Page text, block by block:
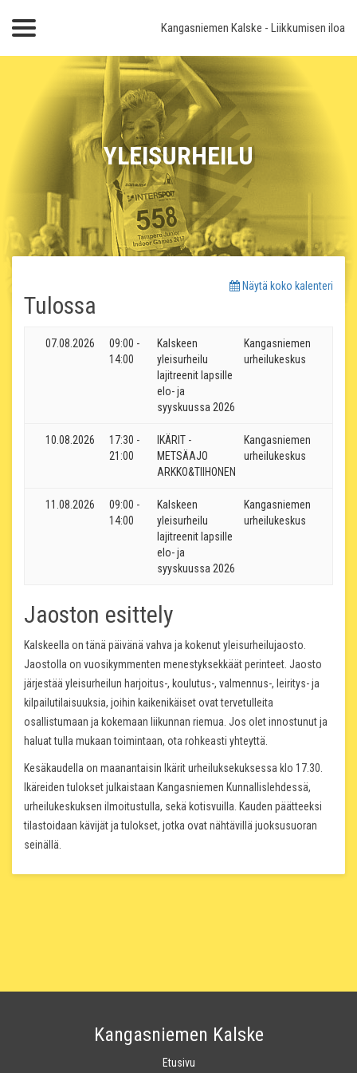
Kangasniemen Kalske - Liikkumisen iloa
YLEISURHEILU
Tulossa
Näytä koko kalenteri
07.08.2026
09:00 -
14:00
Kalskeen
yleisurheilu
lajitreenit lapsille
elo- ja
syyskuussa 2026
Kangasniemen
urheilukeskus
10.08.2026
17:30 -
21:00
IKÄRIT -
METSÄAJO
ARKKO&TIIHONEN
Kangasniemen
urheilukeskus
11.08.2026
09:00 -
14:00
Kalskeen
yleisurheilu
lajitreenit lapsille
elo- ja
syyskuussa 2026
Kangasniemen
urheilukeskus
Jaoston esittely
Kalskeella on tänä päivänä vahva ja kokenut yleisurheilujaosto.
Jaostolla on vuosikymmenten menestyksekkäät perinteet. Jaosto
järjestää yleisurheilun harjoitus-, koulutus-, valmennus-, leiritys- ja
kilpailutilaisuuksia, joihin kaikenikäiset ovat tervetulleita
osallistumaan ja kokemaan liikunnan riemua. Jos olet innostunut ja
haluat tulla mukaan toimintaan, ota rohkeasti yhteyttä.
Kesäkaudella on maanantaisin Ikärit urheiluksekuksessa klo 17.30.
Ikäreiden tulokset julkaistaan Kangasniemen Kunnallislehdessä,
urheilukeskuksen ilmoitustulla, sekä kotisvuilla. Kauden päätteeksi
tilastoidaan kävijät ja tulokset, jotka ovat nähtävillä juoksusuoran
seinällä.
Kangasniemen Kalske
Etusivu